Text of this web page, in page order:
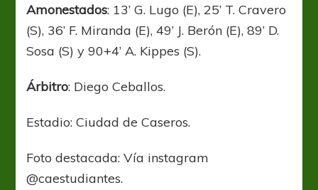
Amonestados: 13’ G. Lugo (E), 25’ T. Cravero
(S), 36’ F. Miranda (E), 49’ J. Berón (E), 89’ D.
Sosa (S) y 90+4’ A. Kippes (S).
Árbitro: Diego Ceballos.
Estadio: Ciudad de Caseros.
Foto destacada: Vía instagram
@caestudiantes.